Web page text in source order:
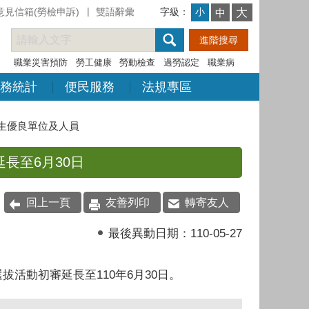
見信箱(勞檢申訴) 雙語辭彙 字級： 小 中 大
職業災害預防 勞工健康 勞動檢查 過勞認定 職業病
統計 便民服務 法規專區
優良單位及人員
至6月30日
回上一頁 友善列印 轉寄友人
最後異動日期： 110-05-27
活動初審延長至110年6月30日。